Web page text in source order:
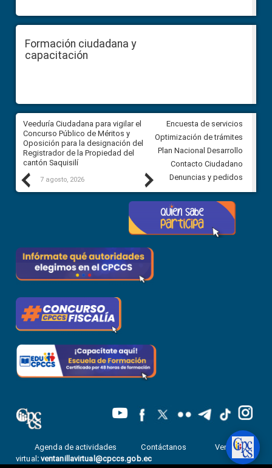
Formación ciudadana y
capacitación
Previous
Veeduría Ciudadana para vigilar el
Concurso Público de Méritos y
Oposición para la designación del
Registrador de la Propiedad del
cantón Saquisilí
7 agosto, 2026
Veeduría Ciudadana para
construcción del asfaltado de
Ballenita del cantón Santa
7 agosto, 2026
Next
Encuesta de servicios
Optimización de trámites
Plan Nacional Desarrollo
Contacto Ciudadano
Denuncias y pedidos
Agenda de actividades Contáctanos
Ventanilla
virtual : ventanillavirtual@cpccs.gob.ec